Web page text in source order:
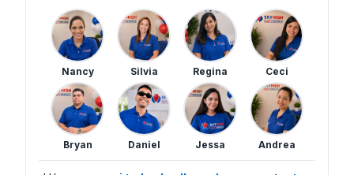
Nancy Silvia Regina Ceci
Bryan Daniel Jessa Andrea